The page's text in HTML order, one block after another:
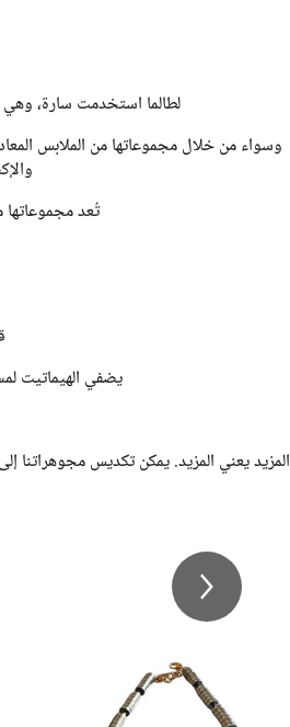
لطالما استخدمت سارة، وهي
وسواء من خلال مجموعاتها من الملابس
تُعد
يضفي الهيماتيت
المزيد يعني المزيد. يمكن تكديس مجوهراتنا